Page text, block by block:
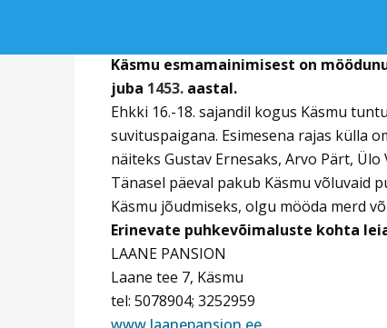
Käsmu esmamainimisest on
juba 1453. aastal.
Ehkki 16.-18. sajandil kogus Käsmu
suvituspaigana. Esimesena rajas külla
näiteks Gustav Ernesaks, Arvo Pärt, Ülo
Tänasel päeval pakub Käsmu võluvaid
Käsmu jõudmiseks, olgu mööda merd
Erinevate puhkevõimaluste kohta
LAANE PANSION
Laane tee 7, Käsmu
tel: 5078904; 3252959